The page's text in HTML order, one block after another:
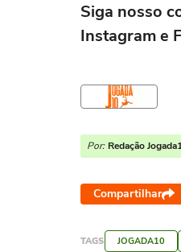
Siga nosso
Instagram e
Por: Redação
Compartilhar
TAGS JOGADA10